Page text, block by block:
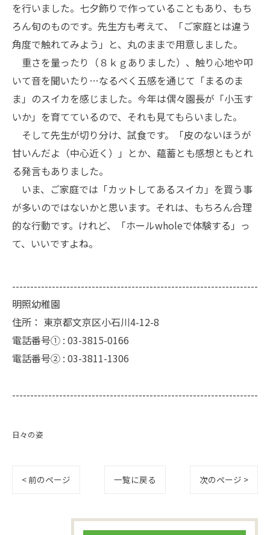
を行いました。七夕飾りで作っていることもあり、もち
ろん旬のものです。先生方も考えて、「ご家庭とは違う
角度で触れてみよう」と、丸のままで用意しました。
重さを量ったり（８ｋｇありました）、触り心地や叩
いて音を聞いたり…なるべく五感を通じて「まるのま
ま」のスイカを感じました。今年は偶々園長が「小玉す
いか」を育てているので、それも見てもらいました。
そして先生が切り分け、試食です。「皮のないほうが
甘いんだよ（中心近く）」とか、蘊蓄とも感想ともとれ
る発言もありました。
いま、ご家庭では「カットしてあるスイカ」を買う事
が多いのではないかと思います。それは、もちろん合理
的な行動です。けれど、「ホールwholeで体験する」っ
て、いいですよね。
--------------------------------------------------------------------
明照幼稚園
住所： 東京都文京区小石川4-12-8
電話番号① : 03-3815-0166
電話番号② : 03-3811-1306
--------------------------------------------------------------------
日々の姿
< 前のページ 一覧に戻る 次のページ >